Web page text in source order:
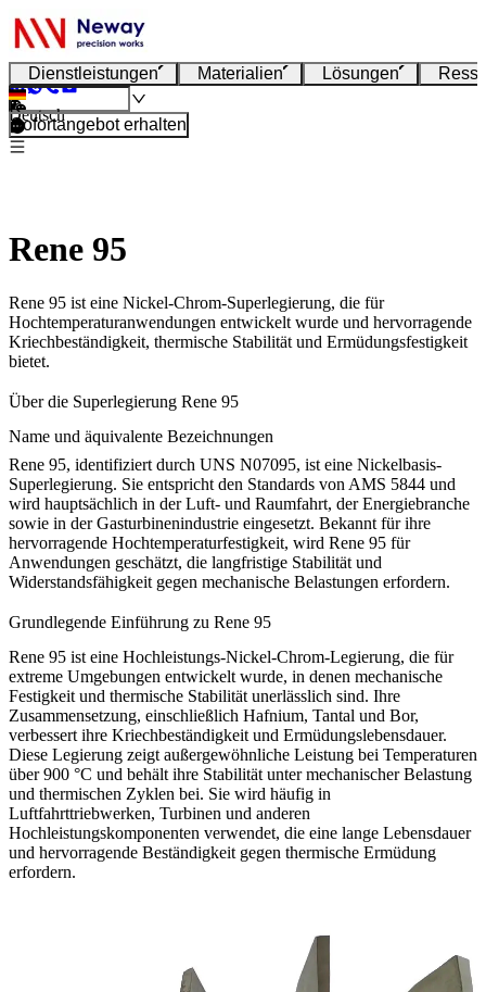
Dienstleistungen Materialien Lösungen
Deutsch
Sofortangebot erhalten
Rene 95
Rene 95 ist eine Nickel-Chrom-Superlegierung, die für
Hochtemperaturanwendungen entwickelt wurde und hervorragende
Kriechbeständigkeit, thermische Stabilität und Ermüdungsfestigkeit
bietet.
Über die Superlegierung Rene 95
Name und äquivalente Bezeichnungen
Rene 95, identifiziert durch UNS N07095, ist eine Nickelbasis-
Superlegierung. Sie entspricht den Standards von AMS 5844 und
wird hauptsächlich in der Luft- und Raumfahrt, der Energiebranche
sowie in der Gasturbinenindustrie eingesetzt. Bekannt für ihre
hervorragende Hochtemperaturfestigkeit, wird Rene 95 für
Anwendungen geschätzt, die langfristige Stabilität und
Widerstandsfähigkeit gegen mechanische Belastungen erfordern.
Grundlegende Einführung zu Rene 95
Rene 95 ist eine Hochleistungs-Nickel-Chrom-Legierung, die für
extreme Umgebungen entwickelt wurde, in denen mechanische
Festigkeit und thermische Stabilität unerlässlich sind. Ihre
Zusammensetzung, einschließlich Hafnium, Tantal und Bor,
verbessert ihre Kriechbeständigkeit und Ermüdungslebensdauer.
Diese Legierung zeigt außergewöhnliche Leistung bei Temperaturen
über 900 °C und behält ihre Stabilität unter mechanischer Belastung
und thermischen Zyklen bei. Sie wird häufig in
Luftfahrttriebwerken, Turbinen und anderen
Hochleistungskomponenten verwendet, die eine lange Lebensdauer
und hervorragende Beständigkeit gegen thermische Ermüdung
erfordern.